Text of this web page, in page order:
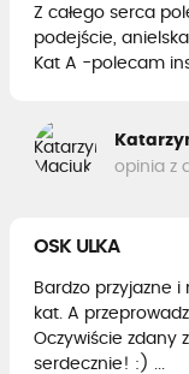
Z całego serca
podejście,
Kat A -polecam
opinia z
OSK ULKA
Bardzo przyjazne
kat. A
Oczywiście zdany
serdecznie! :) ...